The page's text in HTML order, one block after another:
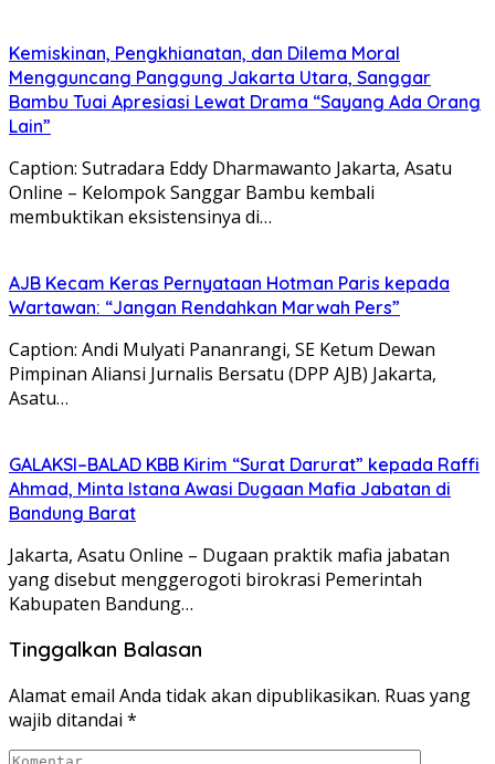
Kemiskinan, Pengkhianatan, dan Dilema Moral
Mengguncang Panggung Jakarta Utara, Sanggar
Bambu Tuai Apresiasi Lewat Drama “Sayang Ada Orang
Lain”
Caption: Sutradara Eddy Dharmawanto Jakarta, Asatu
Online – Kelompok Sanggar Bambu kembali
membuktikan eksistensinya di…
AJB Kecam Keras Pernyataan Hotman Paris kepada
Wartawan: “Jangan Rendahkan Marwah Pers”
Caption: Andi Mulyati Pananrangi, SE Ketum Dewan
Pimpinan Aliansi Jurnalis Bersatu (DPP AJB) Jakarta,
Asatu…
GALAKSI–BALAD KBB Kirim “Surat Darurat” kepada Raffi
Ahmad, Minta Istana Awasi Dugaan Mafia Jabatan di
Bandung Barat
Jakarta, Asatu Online – Dugaan praktik mafia jabatan
yang disebut menggerogoti birokrasi Pemerintah
Kabupaten Bandung…
Tinggalkan Balasan
Alamat email Anda tidak akan dipublikasikan. Ruas yang
wajib ditandai *